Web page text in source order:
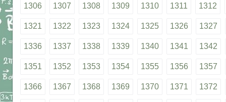
1306 1307 1308 1309 1310 1311 1312
1321 1322 1323 1324 1325 1326 1327
1336 1337 1338 1339 1340 1341 1342
1351 1352 1353 1354 1355 1356 1357
1366 1367 1368 1369 1370 1371 1372